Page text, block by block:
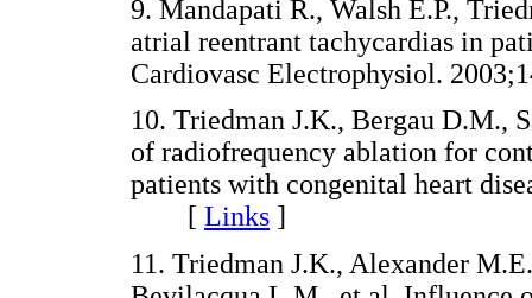
9. Mandapati R., Walsh E.P.,
atrial reentrant tachycardias in
Cardiovasc Electrophysiol.
10. Triedman J.K., Bergau D.M.,
of radiofrequency ablation for
patients with congenital heart
[ Links ]
11. Triedman J.K., Alexander